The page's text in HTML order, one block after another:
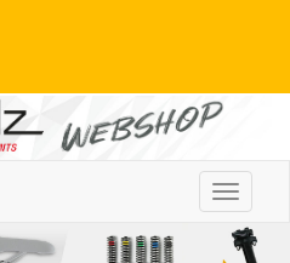
Toggle